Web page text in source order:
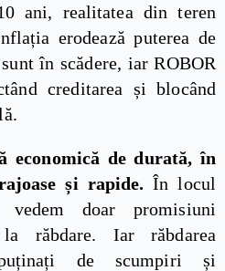
ani, realitatea din teren
erodează puterea de
în scădere, iar ROBOR
creditarea și blocând
economică de durată, în
și rapide. În locul
doar promisiuni
răbdare. Iar răbdarea
de scumpiri și